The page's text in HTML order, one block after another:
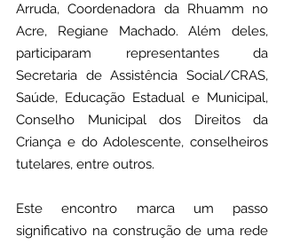
Arruda, Coordenadora da Rhuamm no
Acre, Regiane Machado. Além deles,
participaram representantes da
Secretaria de Assistência Social/CRAS,
Saúde, Educação Estadual e Municipal,
Conselho Municipal dos Direitos da
Criança e do Adolescente, conselheiros
tutelares, entre outros.
Este encontro marca um passo
significativo na construção de uma rede